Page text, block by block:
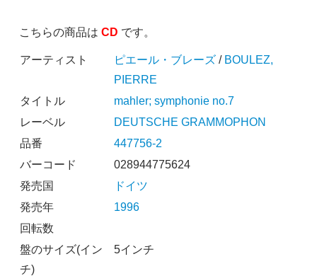
こちらの商品は CD です。
アーティスト ピエール・ブレーズ/ BOULEZ,
PIERRE
タイトル
mahler; symphonie no.7
レーベル
DEUTSCHE GRAMMOPHON
品番
447756-2
バーコード
028944775624
発売国
ドイツ
発売年
1996
回転数
盤のサイズ(イン
チ)
5インチ